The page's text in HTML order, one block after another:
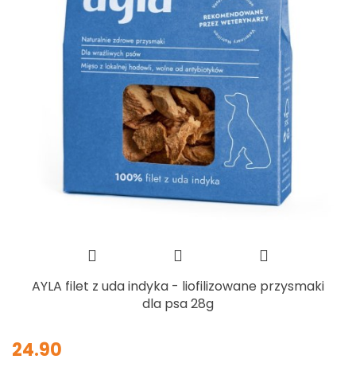
AYLA filet z uda indyka - liofilizowane przysmaki
dla psa 28g
24.90